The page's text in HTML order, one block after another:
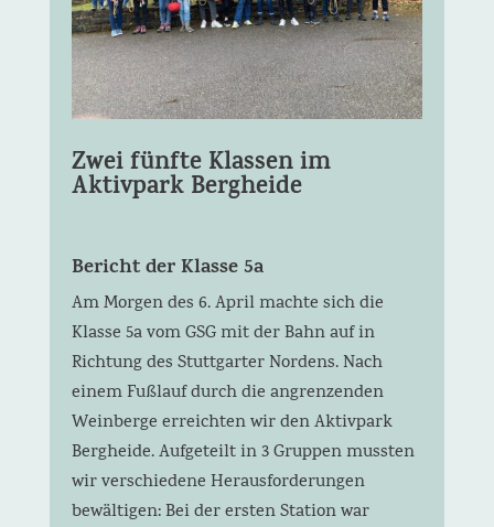
Zwei fünfte Klassen im
Aktivpark Bergheide
Bericht der Klasse 5a
Am Morgen des 6. April machte sich die
Klasse 5a vom GSG mit der Bahn auf in
Richtung des Stuttgarter Nordens. Nach
einem Fußlauf durch die angrenzenden
Weinberge erreichten wir den Aktivpark
Bergheide. Aufgeteilt in 3 Gruppen mussten
wir verschiedene Herausforderungen
bewältigen: Bei der ersten Station war